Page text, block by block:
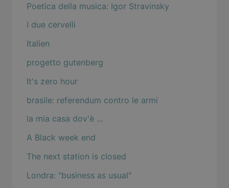
Poetica della musica: Igor Stravinsky
I due cervelli
Italien
progetto gutenberg
It's zero hour
brasile: referendum contro le armi
la mia casa dov'è ...
A Black week end
The next station is closed
Londra: "business as usual"